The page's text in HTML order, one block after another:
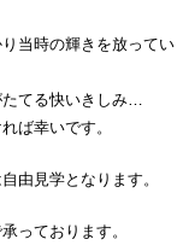
当時の輝きを放ってい
たてる快いきしみ…
ば幸いです。
由見学となります。
っております。